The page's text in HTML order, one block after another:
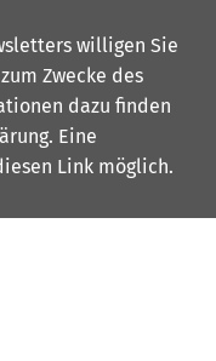
willigen Sie
Zwecke des
dazu finden
. Eine
Link möglich.